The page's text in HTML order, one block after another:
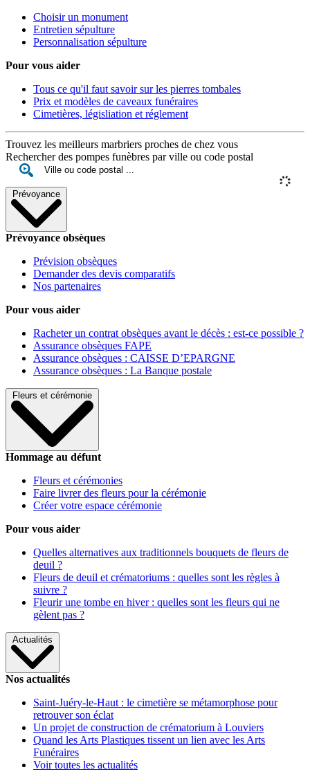
Choisir un monument
Entretien sépulture
Personnalisation sépulture
Pour vous aider
Tous ce qu'il faut savoir sur les pierres tombales
Prix et modèles de caveaux funéraires
Cimetières, législiation et réglement
Trouvez les meilleurs marbriers proches de chez vous
Rechercher des pompes funèbres par ville ou code postal
Prévoyance
Prévoyance obsèques
Prévision obsèques
Demander des devis comparatifs
Nos partenaires
Pour vous aider
Racheter un contrat obsèques avant le décès : est-ce possible ?
Assurance obsèques FAPE
Assurance obsèques : CAISSE D’EPARGNE
Assurance obsèques : La Banque postale
Fleurs et cérémonie
Hommage au défunt
Fleurs et cérémonies
Faire livrer des fleurs pour la cérémonie
Créer votre espace cérémonie
Pour vous aider
Quelles alternatives aux traditionnels bouquets de fleurs de
deuil ?
Fleurs de deuil et crématoriums : quelles sont les règles à
suivre ?
Fleurir une tombe en hiver : quelles sont les fleurs qui ne
gèlent pas ?
Actualités
Nos actualités
Saint-Juéry-le-Haut : le cimetière se métamorphose pour
retrouver son éclat
Un projet de construction de crématorium à Louviers
Quand les Arts Plastiques tissent un lien avec les Arts
Funéraires
Voir toutes les actualités